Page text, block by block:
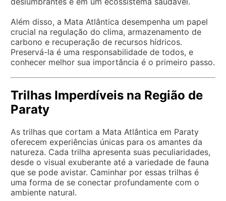
Além disso, a Mata Atlântica desempenha um papel
crucial na regulação do clima, armazenamento de
carbono e recuperação de recursos hídricos.
Preservá-la é uma responsabilidade de todos, e
conhecer melhor sua importância é o primeiro passo.
Trilhas Imperdíveis na Região de
Paraty
As trilhas que cortam a Mata Atlântica em Paraty
oferecem experiências únicas para os amantes da
natureza. Cada trilha apresenta suas peculiaridades,
desde o visual exuberante até a variedade de fauna
que se pode avistar. Caminhar por essas trilhas é
uma forma de se conectar profundamente com o
ambiente natural.